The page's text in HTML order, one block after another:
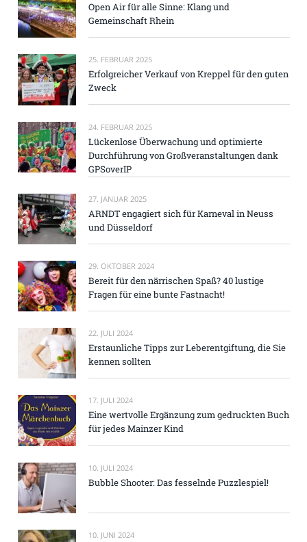
Open Air für alle Sinne: Klang und
Gemeinschaft Rhein
25. FEBRUAR 2025
Erfolgreicher Verkauf von Kreppel für den guten
Zweck
24. FEBRUAR 2025
Lückenlose Überwachung und optimierte
Durchführung von Großveranstaltungen dank
GPSoverIP
27. JANUAR 2025
ARNDT engagiert sich für Karneval in Neuss
und Düsseldorf
29. OKTOBER 2024
Bereit für den närrischen Spaß? 40 lustige
Fragen für eine bunte Fastnacht!
22. JULI 2024
Erstaunliche Tipps zur Leberentgiftung, die Sie
kennen sollten
17. JULI 2024
Eine wertvolle Ergänzung zum gedruckten Buch
für jedes Mainzer Kind
10. JULI 2024
Bubble Shooter: Das fesselnde Puzzlespiel!
10. JUNI 2024